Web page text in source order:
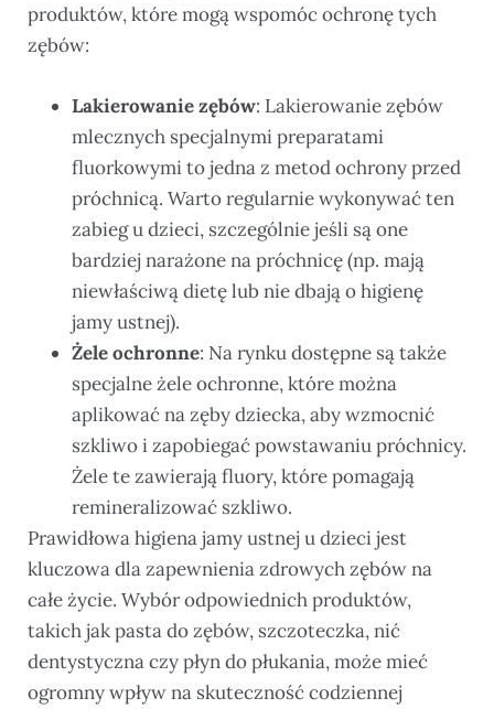
produktów, które mogą wspomóc ochronę tych
zębów:
Lakierowanie zębów: Lakierowanie zębów
mlecznych specjalnymi preparatami
fluorkowymi to jedna z metod ochrony przed
próchnicą. Warto regularnie wykonywać ten
zabieg u dzieci, szczególnie jeśli są one
bardziej narażone na próchnicę (np. mają
niewłaściwą dietę lub nie dbają o higienę
jamy ustnej).
Żele ochronne: Na rynku dostępne są także
specjalne żele ochronne, które można
aplikować na zęby dziecka, aby wzmocnić
szkliwo i zapobiegać powstawaniu próchnicy.
Żele te zawierają fluory, które pomagają
remineralizować szkliwo.
Prawidłowa higiena jamy ustnej u dzieci jest
kluczowa dla zapewnienia zdrowych zębów na
całe życie. Wybór odpowiednich produktów,
takich jak pasta do zębów, szczoteczka, nić
dentystyczna czy płyn do płukania, może mieć
ogromny wpływ na skuteczność codziennej